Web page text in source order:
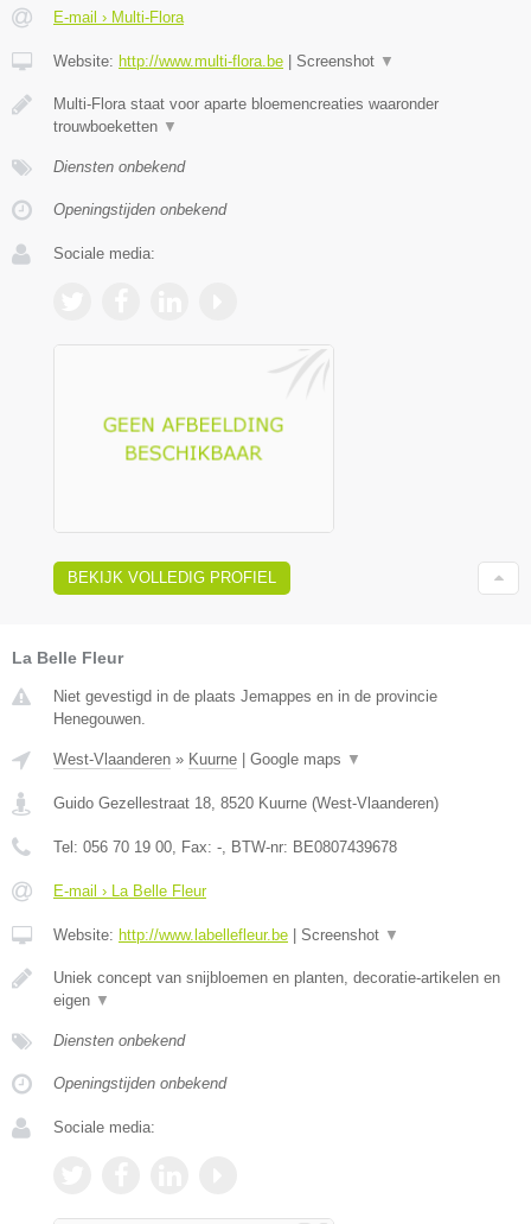
E-mail › Multi-Flora
Website: http://www.multi-flora.be Screenshot ▼
Multi-Flora staat voor aparte bloemencreaties waaronder
trouwboeketten ▼
Diensten onbekend
Openingstijden onbekend
Sociale media:
BEKIJK VOLLEDIG PROFIEL
La Belle Fleur
Niet gevestigd in de plaats Jemappes en in de provincie
Henegouwen.
West-Vlaanderen » Kuurne | Google maps ▼
Guido Gezellestraat 18 8520 Kuurne (West-Vlaanderen)
Tel: 056 70 19 00 , Fax: - , BTW-nr: BE0807439678
E-mail › La Belle Fleur
Website: http://www.labellefleur.be | Screenshot ▼
Uniek concept van snijbloemen en planten, decoratie-artikelen en
eigen ▼
Diensten onbekend
Openingstijden onbekend
Sociale media: